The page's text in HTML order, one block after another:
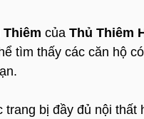
của Thủ Thiêm
tìm thấy các căn hộ
bị đầy đủ nội thất